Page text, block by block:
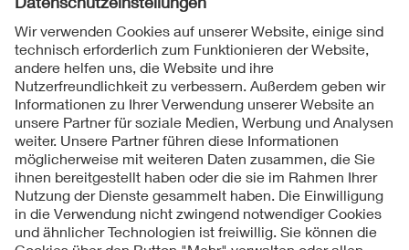
Folgen Sie uns
Kontakte
Service